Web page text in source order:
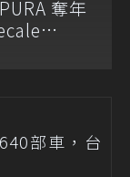
奪年
部車，台